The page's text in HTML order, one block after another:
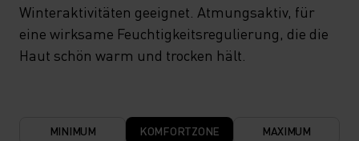
Winteraktivitäten geeignet. Atmungsaktiv, für
eine wirksame Feuchtigkeitsregulierung, die die
Haut schön warm und trocken hält.
MINIMUM KOMFORTZONE MAXIMUM